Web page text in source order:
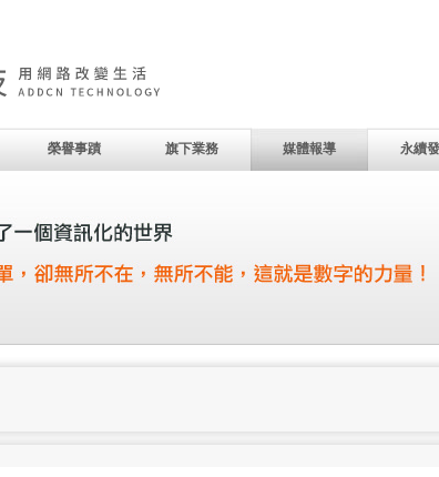
榮譽事蹟 旗下業務 媒體報導 永續